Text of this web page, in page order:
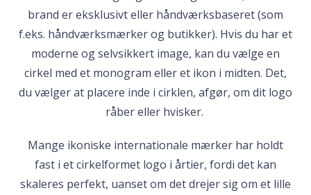
brand er eksklusivt eller håndværksbaseret (som
f.eks. håndværksmærker og butikker). Hvis du har et
moderne og selvsikkert image, kan du vælge en
cirkel med et monogram eller et ikon i midten. Det,
du vælger at placere inde i cirklen, afgør, om dit logo
råber eller hvisker.
Mange ikoniske internationale mærker har holdt
fast i et cirkelformet logo i årtier, fordi det kan
skaleres perfekt, uanset om det drejer sig om et lille